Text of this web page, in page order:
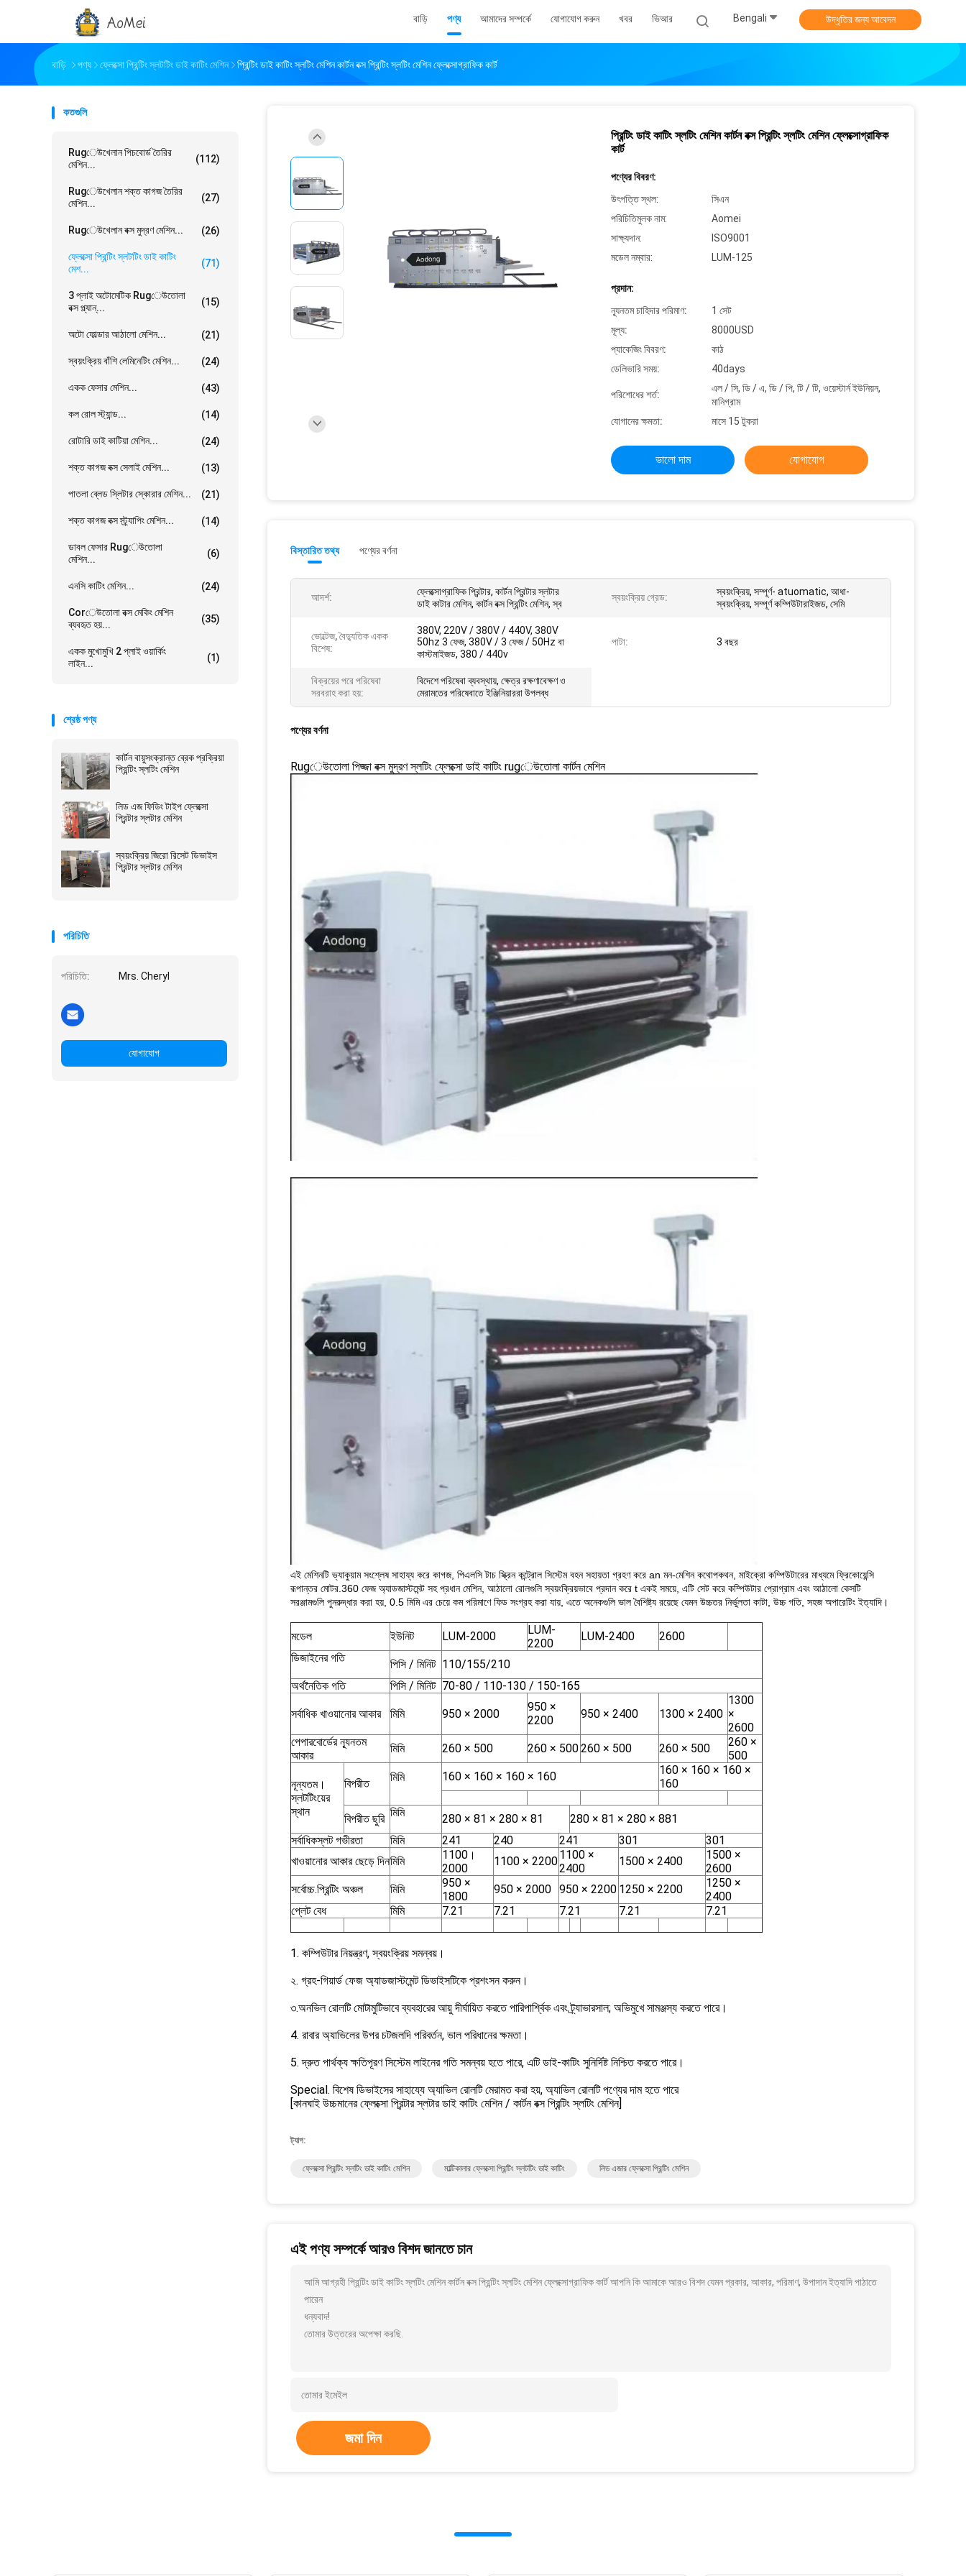
বাড়ি পণ্য আমাদের সম্পর্কে যোগাযোগ করুন খবর ভিআর Bengali উদ্ধৃতির জন্য আবেদন
বাড়ি পণ্য ফ্লেক্সো প্রিন্টিং স্লটটিং ডাই কাটিং মেশিন প্রিন্টিং ডাই কাটিং স্লটিং মেশিন কার্টন বক্স প্রিন্টিং স্লটিং মেশিন ফ্লেক্সোগ্রাফিক কার্ট
কতগুলি
Rugেউখেলান পিচবোর্ড তৈরির
মেশিন...
(112)
Rugেউখেলান শক্ত কাগজ তৈরির
মেশিন...
(27)
Rugেউখেলান বক্স মুদ্রণ মেশিন... (26)
ফ্লেক্সো প্রিন্টিং স্লটটিং ডাই কাটিং
মেশ...
(71)
3 প্লাই অটোমেটিক Rugেউতোলা
বক্স প্ল্যান্...
(15)
অটো ফোল্ডার আঠালো মেশিন... (21)
স্বয়ংক্রিয় বাঁশি লেমিনেটিং মেশিন... (24)
একক ফেসার মেশিন... (43)
কল রোল স্ট্যান্ড... (14)
রোটারি ডাই কাটিয়া মেশিন... (24)
শক্ত কাগজ বক্স সেলাই মেশিন... (13)
পাতলা ব্লেড স্লিটার স্কোরার মেশিন... (21)
শক্ত কাগজ বক্স স্ট্র্যাপিং মেশিন... (14)
ডাবল ফেসার Rugেউতোলা
মেশিন...
(6)
এনসি কাটিং মেশিন... (24)
Corেউতোলা বক্স মেকিং মেশিন
ব্যবহৃত হয়...
(35)
একক মুখোমুখি 2 প্লাই ওয়ার্কিং
লাইন...
(1)
শ্রেষ্ঠ পণ্য
কার্টন বায়ুসংক্রান্ত ব্রেক প্রক্রিয়া
প্রিন্টিং স্লটিং মেশিন
লিড এজ ফিডিং টাইপ ফ্লেক্সো
প্রিন্টার স্লটার মেশিন
স্বয়ংক্রিয় জিরো রিসেট ডিভাইস
প্রিন্টার স্লটার মেশিন
পরিচিতি
পরিচিতি: Mrs. Cheryl
যোগাযোগ
প্রিন্টিং ডাই কাটিং স্লটিং মেশিন কার্টন বক্স প্রিন্টিং স্লটিং মেশিন ফ্লেক্সোগ্রাফিক
কার্ট
পণ্যের বিবরণ:
উৎপত্তি স্থল:
সিএন
পরিচিতিমুলক নাম:
Aomei
সাক্ষ্যদান:
ISO9001
মডেল নম্বার:
LUM-125
প্রদান:
ন্যূনতম চাহিদার পরিমাণ:
1 সেট
মূল্য:
8000USD
প্যাকেজিং বিবরণ:
কাঠ
ডেলিভারি সময়:
40days
পরিশোধের শর্ত:
এল / সি, ডি / এ, ডি / পি, টি / টি, ওয়েস্টার্ন ইউনিয়ন,
মানিগ্রাম
যোগানের ক্ষমতা:
মাসে 15 টুকরা
ভালো দাম যোগাযোগ
বিস্তারিত তথ্য পণ্যের বর্ণনা
আদর্শ:
ফ্লেক্সোগ্রাফিক প্রিন্টার, কার্টন প্রিন্টার স্লটার
ডাই কাটার মেশিন, কার্টন বক্স প্রিন্টিং মেশিন, স্ব
স্বয়ংক্রিয় গ্রেড:
স্বয়ংক্রিয়, সম্পূর্ণ- atuomatic, আধা-
স্বয়ংক্রিয়, সম্পূর্ণ কম্পিউটারাইজড, সেমি
ভোল্টেজ, বৈদ্যুতিক একক
বিশেষ:
380V, 220V / 380V / 440V, 380V
50hz 3 ফেজ, 380V / 3 ফেজ / 50Hz বা
কাস্টমাইজড, 380 / 440v
পাটা: 3 বছর
বিক্রয়ের পরে পরিষেবা
সরবরাহ করা হয়:
বিদেশে পরিষেবা ব্যবস্থায়, ক্ষেত্র রক্ষণাবেক্ষণ ও
মেরামতের পরিষেবাতে ইঞ্জিনিয়াররা উপলব্ধ
পণ্যের বর্ণনা
Rugেউতোলা পিজ্জা বক্স মুদ্রণ স্লটিং ফ্লেক্সো ডাই কাটিং rugেউতোলা কার্টন মেশিন
এই মেশিনটি ভ্যাকুয়াম সংশ্লেষ সাহায্য করে কাগজ, পিএলসি টাচ স্ক্রিন কন্ট্রোল সিস্টেম বহন সহায়তা গ্রহণ করে an মন-মেশিন কথোপকথন, মাইক্রো কম্পিউটারের মাধ্যমে ফ্রিকোয়েন্সি
রূপান্তর মোটর.360 ফেজ অ্যাডজাস্টমেন্ট সহ প্রধান মেশিন, আঠালো রোলগুলি স্বয়ংক্রিয়ভাবে প্রদান করে t একই সময়ে, এটি সেট করে কম্পিউটার প্রোগ্রাম এবং আঠালো কেসটি
সরঞ্জামগুলি পুনরুদ্ধার করা হয়, 0.5 মিমি এর চেয়ে কম পরিমাণে ফিড সংগ্রহ করা যায়, এতে অনেকগুলি ভাল বৈশিষ্ট্য রয়েছে যেমন উচ্চতর নির্ভুলতা কাটা, উচ্চ গতি, সহজ অপারেটিং ইত্যাদি।
মডেল ইউনিট LUM-2000
LUM-
2200
LUM-2400
2600
ডিজাইনের গতি
পিসি / মিনিট 110/155/210
অর্থনৈতিক গতি
পিসি / মিনিট 70-80 / 110-130 / 150-165
সর্বাধিক খাওয়ানোর আকার মিমি 950 × 2000
950 ×
2200
950 × 2400 1300 × 2400
1300
×
2600
পেপারবোর্ডের ন্যূনতম
আকার
মিমি 260 × 500 260 × 500260 × 500 260 × 500
260 ×
500
নূন্যতম।
স্লটটিংয়ের
স্থান
বিপরীত মিমি 160 × 160 × 160 × 160
160 × 160 × 160 ×
160
বিপরীত ছুরি মিমি 280 × 81 × 280 × 81
280 × 81 × 280 × 881
সর্বাধিকস্লট গভীরতা
মিমি 241 240 241 301
301
খাওয়ানোর আকার ছেড়ে দিনমিমি
1100।
2000
1100 × 22001100 ×
2400
1500 × 2400
1500 ×
2600
সর্বোচ্চ.প্রিন্টিং অঞ্চল
মিমি
950 ×
1800
950 × 2000 950 × 2200 1250 × 2200
1250 ×
2400
প্লেট বেধ
মিমি 7.21 7.21 7.21 7.21 7.21
1. কম্পিউটার নিয়ন্ত্রণ, স্বয়ংক্রিয় সমন্বয়।
২. গ্রহ-গিয়ার্ড ফেজ অ্যাডজাস্টমেন্ট ডিভাইসটিকে প্রশংসন করুন।
৩.অনভিল রোলটি মোটামুটিভাবে ব্যবহারের আয়ু দীর্ঘায়িত করতে পারিপার্শ্বিক এবং ট্র্যাভারসাল; অভিমুখে সামঞ্জস্য করতে পারে।
4. রাবার অ্যাভিলের উপর চটজলদি পরিবর্তন, ভাল পরিধানের ক্ষমতা।
5. দ্রুত পার্থক্য ক্ষতিপূরণ সিস্টেম লাইনের গতি সমন্বয় হতে পারে, এটি ডাই-কাটিং সুনির্দিষ্ট নিশ্চিত করতে পারে।
Special. বিশেষ ডিভাইসের সাহায্যে অ্যাভিল রোলটি মেরামত করা হয়, অ্যাভিল রোলটি পণ্যের দাম হতে পারে
[কানঘাই উচ্চমানের ফ্লেক্সো প্রিন্টার স্লটার ডাই কাটিং মেশিন / কার্টন বক্স প্রিন্টিং স্লটিং মেশিন]
ট্যাগ:
ফ্লেক্সো প্রিন্টিং স্লটিং ডাই কাটিং মেশিন মাল্টিকালার ফ্লেক্সো প্রিন্টিং স্লটটিং ডাই কাটিং লিড এজার ফ্লেক্সো প্রিন্টিং মেশিন
এই পণ্য সম্পর্কে আরও বিশদ জানতে চান
আমি আগ্রহী প্রিন্টিং ডাই কাটিং স্লটিং মেশিন কার্টন বক্স প্রিন্টিং স্লটিং মেশিন ফ্লেক্সোগ্রাফিক কার্ট আপনি কি আমাকে আরও বিশদ যেমন প্রকার, আকার, পরিমাণ, উপাদান ইত্যাদি পাঠাতে
পারেন
ধন্যবাদ!
তোমার উত্তরের অপেক্ষা করছি.
জমা দিন